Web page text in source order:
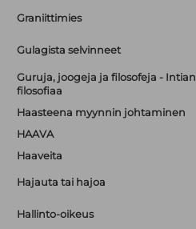
Graniittimies
Gulagista selvinneet
Guruja, joogeja ja filosofeja - Intian
filosofiaa
Haasteena myynnin johtaminen
HAAVA
Haaveita
Hajauta tai hajoa
Hallinto-oikeus